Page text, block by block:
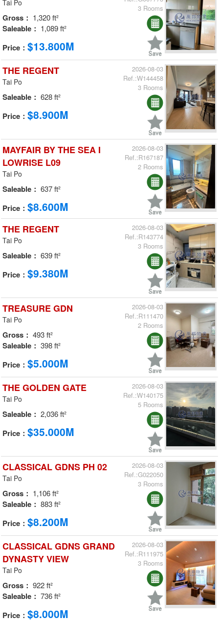
Tai Po
Gross： 1,320 ft²
Saleable： 1,089 ft²
Price： $13.800M
3 Rooms
THE REGENT
Tai Po
Saleable： 628 ft²
Price： $8.900M
2026-08-03
Ref.:W144458
3 Rooms
MAYFAIR BY THE SEA I
LOWRISE L09
Tai Po
Saleable： 637 ft²
Price： $8.600M
2026-08-03
Ref.:R167187
2 Rooms
THE REGENT
Tai Po
Saleable： 639 ft²
Price： $9.380M
2026-08-03
Ref.:R143774
3 Rooms
TREASURE GDN
Tai Po
Gross： 493 ft²
Saleable： 398 ft²
Price： $5.000M
2026-08-03
Ref.:R111470
2 Rooms
THE GOLDEN GATE
Tai Po
Saleable： 2,036 ft²
Price： $35.000M
2026-08-03
Ref.:W140175
5 Rooms
CLASSICAL GDNS PH 02
Tai Po
Gross： 1,106 ft²
Saleable： 883 ft²
Price： $8.200M
2026-08-03
Ref.:G022050
3 Rooms
CLASSICAL GDNS GRAND
DYNASTY VIEW
Tai Po
Gross： 922 ft²
Saleable： 736 ft²
Price： $8.000M
2026-08-03
Ref.:R111975
3 Rooms